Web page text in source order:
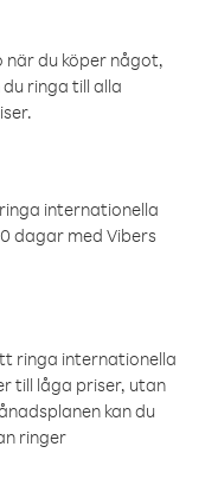
du köper något,
ringa till alla
internationella
dagar med Vibers
ringa internationella
till låga priser, utan
kan du
ringer